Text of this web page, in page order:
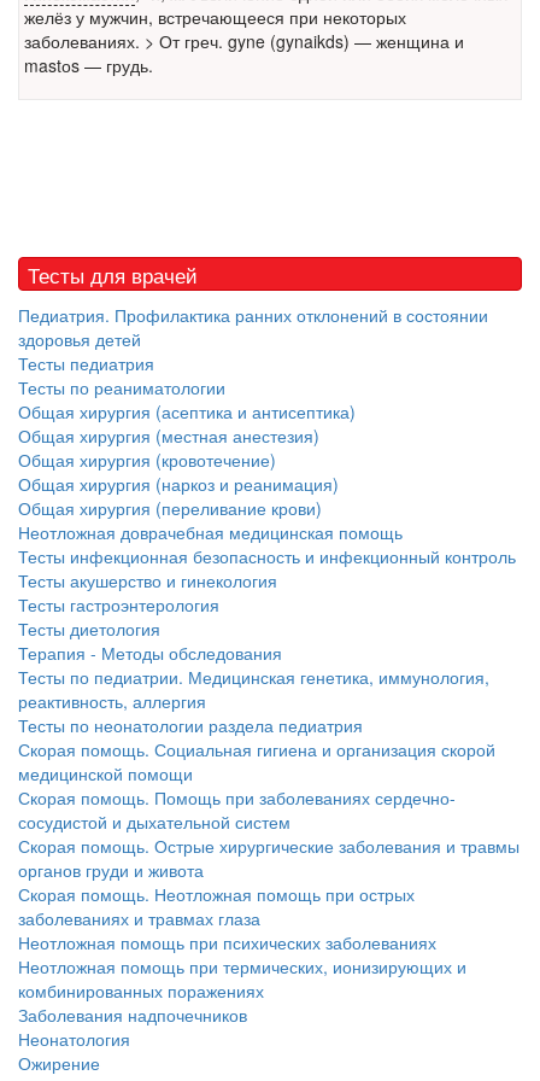
Местная анестезия развивает кардиотоксичность
Закон о праве родителей находиться с детьми в
реанимации внесен в Госдуму
палату на
рассмотрение. Суть его
заключается в
нахождении одного из
родителей в
больничной палате
бесплатно, в течении всего срока лечения...
желёз у мужчин, встречающееся при некоторых
заболеваниях. > От греч. gyne (gynaikds) — женщина и
mastоs — грудь.
Тесты для врачей
Педиатрия. Профилактика ранних отклонений в состоянии
здоровья детей
Тесты педиатрия
Тесты по реаниматологии
Общая хирургия (асептика и антисептика)
Общая хирургия (местная анестезия)
Общая хирургия (кровотечение)
Общая хирургия (наркоз и реанимация)
Общая хирургия (переливание крови)
Неотложная доврачебная медицинская помощь
Тесты инфекционная безопасность и инфекционный контроль
Тесты акушерство и гинекология
Тесты гастроэнтерология
Тесты диетология
Терапия - Методы обследования
Тесты по педиатрии. Медицинская генетика, иммунология,
реактивность, аллергия
Тесты по неонатологии раздела педиатрия
Скорая помощь. Социальная гигиена и организация скорой
медицинской помощи
Скорая помощь. Помощь при заболеваниях сердечно-
сосудистой и дыхательной систем
Скорая помощь. Острые хирургические заболевания и травмы
органов груди и живота
Скорая помощь. Неотложная помощь при острых
заболеваниях и травмах глаза
Неотложная помощь при психических заболеваниях
Неотложная помощь при термических, ионизирующих и
комбинированных поражениях
Заболевания надпочечников
Неонатология
Ожирение